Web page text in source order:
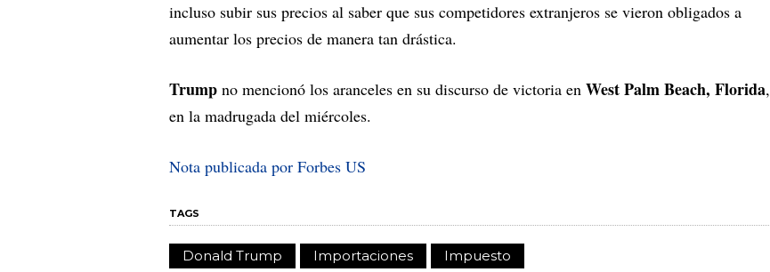
incluso subir sus precios al saber que sus competidores extranjeros se vieron obligados a
aumentar los precios de manera tan drástica.
Trump no mencionó los aranceles en su discurso de victoria en West Palm Beach, Florida,
en la madrugada del miércoles.
Nota publicada por Forbes US
TAGS
Donald Trump Importaciones Impuesto